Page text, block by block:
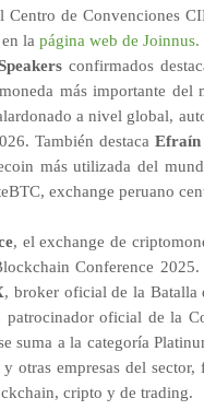
de Convenciones
la página web de Joinnus.
confirmados
más importante del
a nivel global,
También destaca
más utilizada del
exchange peruano
, el exchange de
Conference
, broker oficial de la Batalla
patrocinador oficial de la
suma a la categoría
y otras empresas del
cripto y de trading.